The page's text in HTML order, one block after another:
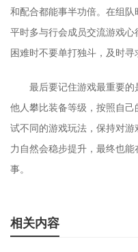
和配合都能事半功倍。在组队
平时多与行会成员交流游戏
困难时不要单打独斗，及时寻
最后要记住游戏最重要
他人攀比装备等级，按照自
试不同的游戏玩法，保持对
力自然会稳步提升，最终也
事。
相关内容